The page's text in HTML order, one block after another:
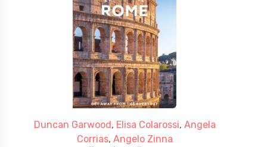
Duncan Garwood, Elisa Colarossi, Angela
Corrias, Angelo Zinna